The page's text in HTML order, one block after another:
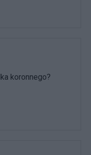
koronnego?